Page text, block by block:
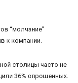
“молчание”
к компании.
столицы часто не
36% опрошенных.